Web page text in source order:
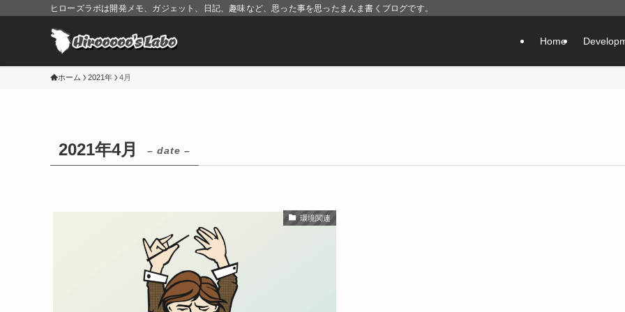
ヒローズラボは開発メモ、ガジェット、日記、趣味など、思った事を思ったまんま書くブログです。
Home
ホーム 2021年 4月
2021年4月 – date –
環境関連